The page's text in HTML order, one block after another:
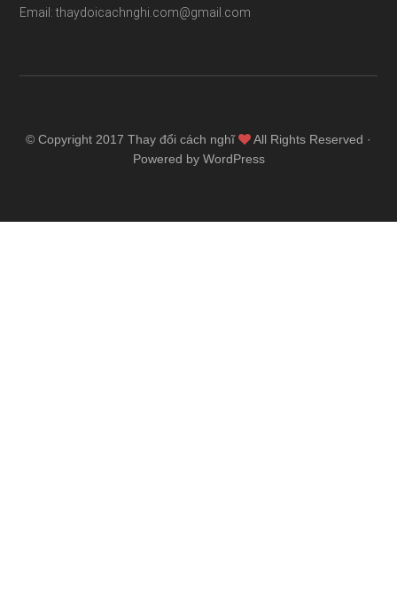
Email: thaydoicachnghi.com@gmail.com
© Copyright 2017 Thay đổi cách nghĩ
All Rights Reserved ·
Powered by WordPress